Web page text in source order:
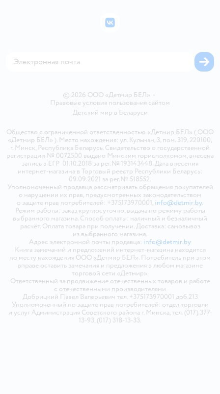
Политика использования файлов cookie
Бонусные карты
© 2026 ООО «Детмир БЕЛ» •
Правовые условия пользования сайтом
Детский мир в Беларуси
Общество с ограниченной ответственностью «Детмир БЕЛ» ( ООО
«Детмир БЕЛ» ). Место нахождения: ул. Кульман, 3, пом. 319, 220100,
г. Минск, Республика Беларусь. Свидетельство о государственной
регистрации № 0072500 выдано Минским горисполкомом, внесена
запись в ЕГР 01.10.2018 за рег.№ 193143448. Дата внесения
интернет-магазина в Торговый реестр Республики Беларусь:
09.09.2021 за рег.№ 518552.
Уполномоченный продавца рассматривать обращения покупателей
о нарушении их прав, предусмотренных законодательством
о защите прав потребителей: +375173970001, info@detmir.by.
Режим работы: заказ круглосуточно, выдача по режиму работы
выбранного магазина. Способ оплаты: наличный и безналичный
расчёт. Оплата товара при получении. Доставка: самовывоз
из выбранного магазина.
Адрес электронной почты продавца: info@detmir.by
Книга замечаний и предложений интернет-магазина находится
по месту нахождения ООО «Детмир БЕЛ». Потребитель при этом
вправе оставить замечания и предложения в любом магазине
торговой сети «Детмир».
Ответственный за продвижение отечественных товаров и работе
с отечественными производителями
Добрицкий Павел Валерьевич тел. +375173970001 доб.213
Уполномоченный по защите прав потребителей: отдел торговли
и услуг Администрация Советского района г. Минска, тел. (017) 377-
13-93, (017) 318-13-33.
ВКонтакте